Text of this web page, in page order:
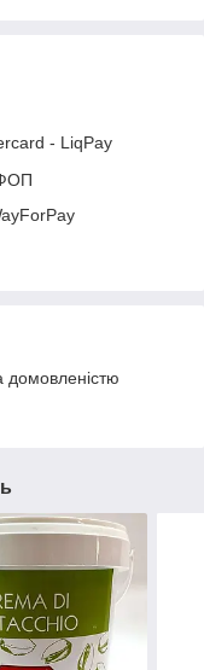
- LiqPay
домовленістю